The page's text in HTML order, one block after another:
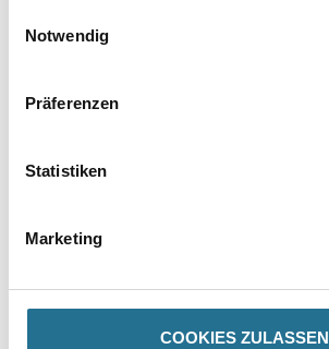
Notwendig
Präferenzen
Statistiken
Marketing
COOKIES ZULASSEN
Zur Weißware
PRODUKTEIGENSCHAFTEN